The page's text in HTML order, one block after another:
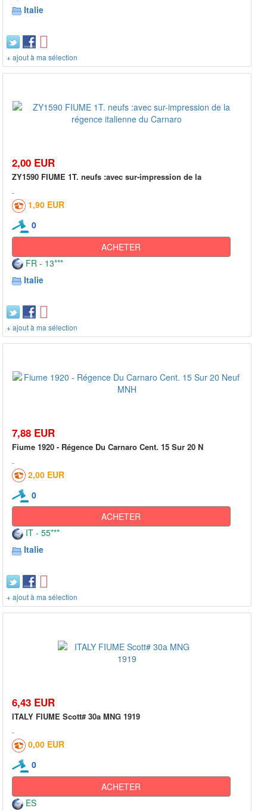
Italie
+ ajout à ma sélection
2,00 EUR
ZY1590 FIUME 1T. neufs :avec sur-impression de la
1,90 EUR
0
ACHETER
FR - 13***
Italie
+ ajout à ma sélection
7,88 EUR
Fiume 1920 - Régence Du Carnaro Cent. 15 Sur 20 N
2,00 EUR
0
ACHETER
IT - 55***
Italie
+ ajout à ma sélection
6,43 EUR
ITALY FIUME Scott# 30a MNG 1919
0,00 EUR
0
ACHETER
ES